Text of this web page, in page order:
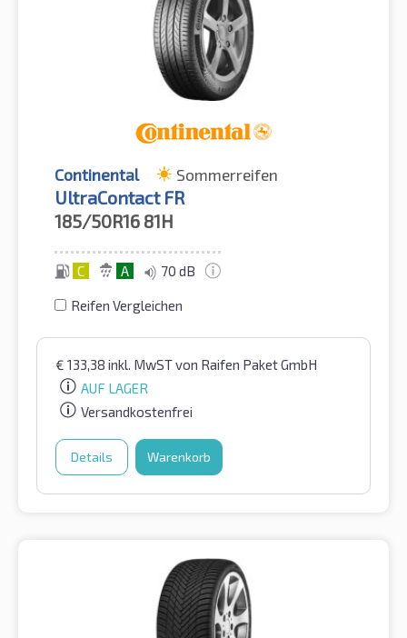
Continental Sommerreifen
UltraContact FR
185/50R16 81H
C A 70 dB
Reifen Vergleichen
€ 133,38 inkl. MwSTvon Raifen Paket GmbH
AUF LAGER
Versandkostenfrei
Details Warenkorb